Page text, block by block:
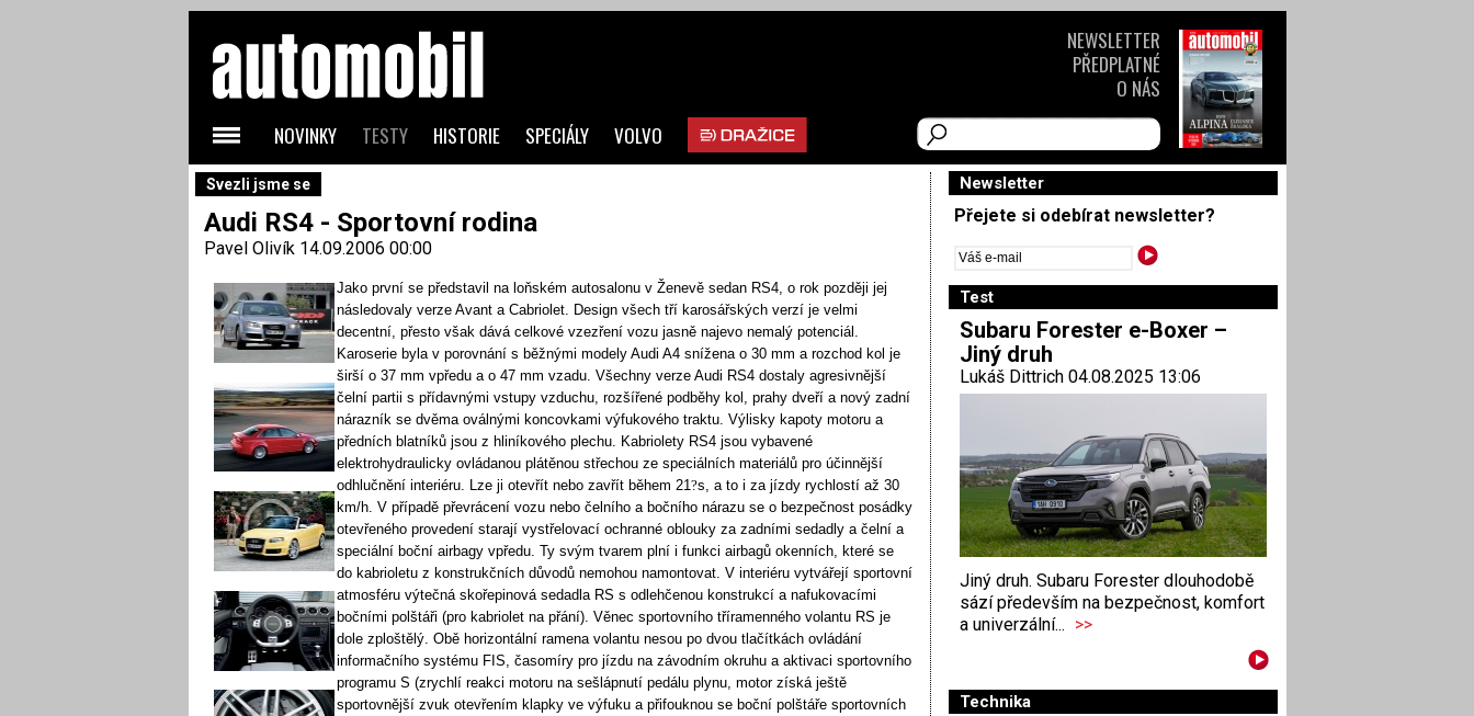
Svezli jsme se
Audi RS4 - Sportovní rodina
Pavel Olivík14.09.2006 00:00
Jako první se představil na loňském autosalonu v Ženevě sedan RS4, o rok později jej
následovaly verze Avant a Cabriolet. Design všech tří karosářských verzí je velmi
decentní, přesto však dává celkové vzezření vozu jasně najevo nemalý potenciál.
Karoserie byla v porovnání s běžnými modely Audi A4 snížena o 30 mm a rozchod kol je
širší o 37 mm vpředu a o 47 mm vzadu. Všechny verze Audi RS4 dostaly agresivnější
čelní partii s přídavnými vstupy vzduchu, rozšířené podběhy kol, prahy dveří a nový zadní
nárazník se dvěma oválnými koncovkami výfukového traktu. Výlisky kapoty motoru a
předních blatníků jsou z hliníkového plechu. Kabriolety RS4 jsou vybavené
elektrohydraulicky ovládanou plátěnou střechou ze speciálních materiálů pro účinnější
odhlučnění interiéru. Lze ji otevřít nebo zavřít během 21 ?s, a to i za jízdy rychlostí až 30
km/h. V případě převrácení vozu nebo čelního a bočního nárazu se o bezpečnost posádky
otevřeného provedení starají vystřelovací ochranné oblouky za zadními sedadly a čelní a
speciální boční airbagy vpředu. Ty svým tvarem plní i funkci airbagů okenních, které se
do kabrioletu z konstrukčních důvodů nemohou namontovat. V interiéru vytvářejí sportovní
atmosféru výtečná skořepinová sedadla RS s odlehčenou konstrukcí a nafukovacími
bočními polštáři (pro kabriolet na přání). Věnec sportovního tříramenného volantu RS je
dole zploštělý. Obě horizontální ramena volantu nesou po dvou tlačítkách ovládání
informačního systému FIS, časomíry pro jízdu na závodním okruhu a aktivaci sportovního
programu S (zrychlí reakci motoru na sešlápnutí pedálu plynu, motor získá ještě
sportovnější zvuk otevřením klapky ve výfuku a přifouknou se boční polštáře sportovních
Newsletter
Přejete si odebírat newsletter?
Test
Subaru Forester e-Boxer –
Jiný druh
Lukáš Dittrich 04.08.2025 13:06
Jiný druh. Subaru Forester dlouhodobě
sází především na bezpečnost, komfort
a univerzální... >>
Technika
NOVINKY TESTY HISTORIE SPECIÁLY VOLVO
NEWSLETTER
PŘEDPLATNÉ
O NÁS